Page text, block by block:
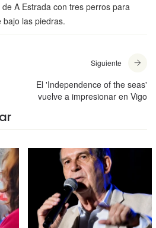
A Estrada con tres perros para
las piedras.
Siguiente
El 'Independence of the seas'
vuelve a impresionar en Vigo